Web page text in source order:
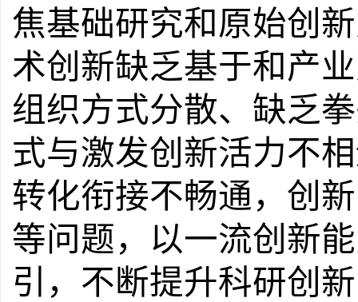
焦基础研究和原始创
术创新缺乏基于和产
组织方式分散、缺乏
式与激发创新活力不
转化衔接不畅通，创
等问题， 以一流创新
引， 不断提升科研创